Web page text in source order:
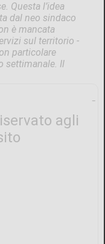
Questa l’idea
dal neo sindaco
è mancata
sul territorio -
particolare
settimanale. Il
agli